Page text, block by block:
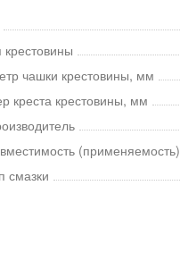
крестовины
чашки крестовины, мм
креста крестовины, мм
(применяемость)
смазки